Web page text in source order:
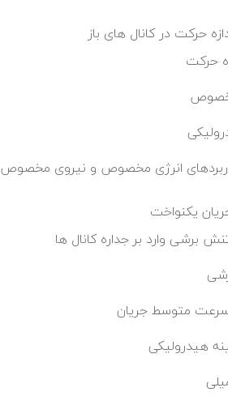
حرکت در کانال های باز
حرکت
انرژی مخصوص و نیروی مخصوص
یکنواخت
برشی وارد بر جداره کانال ها
متوسط جریان
هیدرولیکی